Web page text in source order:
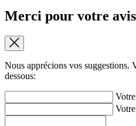
Merci pour votre
Nous apprécions vos
dessous: